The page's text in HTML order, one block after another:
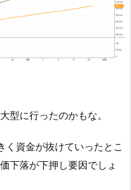
型に行ったのかもな。
く資金が抜けていったとこ
下落が下押し要因でしょ